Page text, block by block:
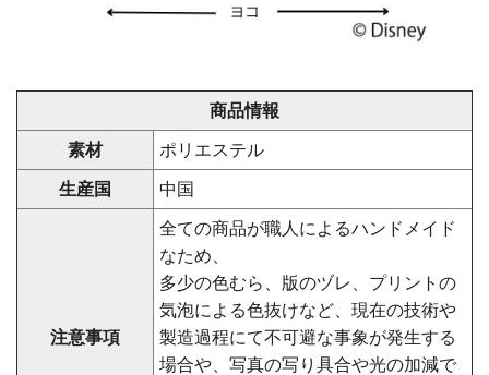
商品情報
素材 ポリエステル
生産国 中国
注意事項
全ての商品が職人によるハンドメイド
なため、
多少の色むら、版のヅレ、プリントの
気泡による色抜けなど、現在の技術や
製造過程にて不可避な事象が発生する
場合や、写真の写り具合や光の加減で